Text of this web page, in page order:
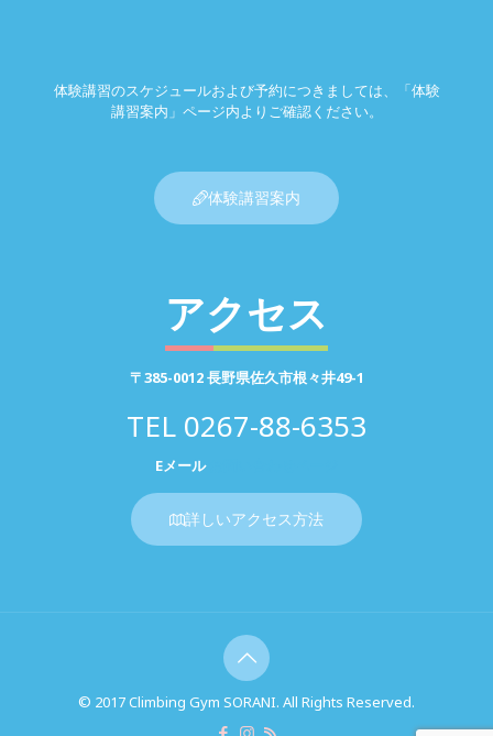
体験講習のスケジュールおよび予約につきましては、「体験
講習案内」ページ内よりご確認ください。
体験講習案内
アクセス
〒385-0012 長野県佐久市根々井49-1
TEL 0267-88-6353
Eメール
詳しいアクセス方法
© 2017 Climbing Gym SORANI. All Rights Reserved.